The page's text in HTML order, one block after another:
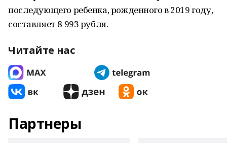
последующего ребенка, рожденного в 2019 году,
составляет 8 993 рубля.
Читайте нас
Партнеры